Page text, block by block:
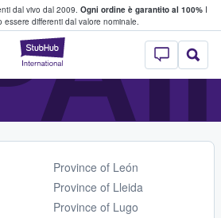
dal vivo dal 2009. Ogni ordine è garantito al 100%I
essere differenti dal valore nominale.
StubHub - Dove
vendono biglietti
Province of León
Province of Lleida
Province of Lugo